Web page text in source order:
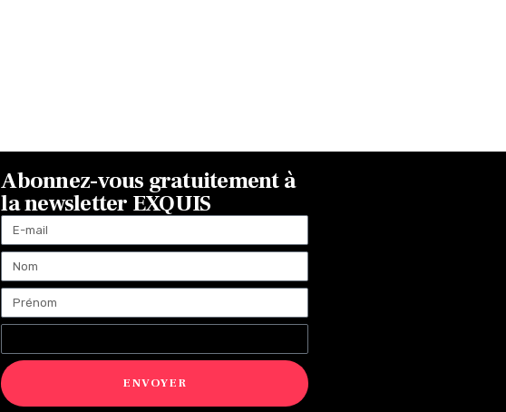
Abonnez-vous gratuitement à
la newsletter EXQUIS
ENVOYER